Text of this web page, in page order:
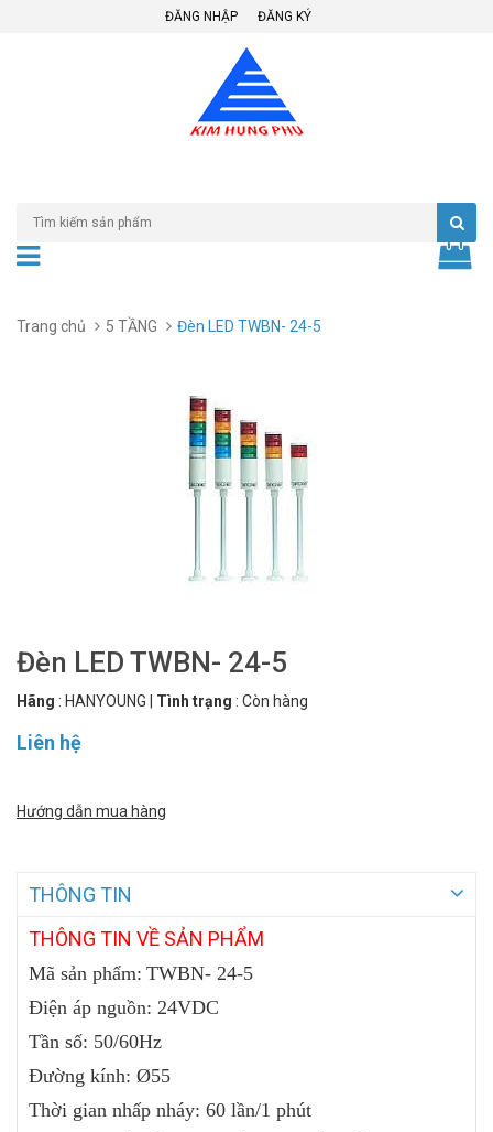
ĐĂNG NHẬP ĐĂNG KÝ
Trang chủ 5 TẦNG Đèn LED TWBN- 24-5
Đèn LED TWBN- 24-5
Hãng : HANYOUNG Tình trạng : Còn hàng
Liên hệ
Hướng dẫn mua hàng
THÔNG TIN
THÔNG TIN VỀ SẢN PHẨM
Mã sản phẩm: TWBN- 24-5
Điện áp nguồn: 24VDC
Tần số: 50/60Hz
Đường kính: Ø55
Thời gian nhấp nháy: 60 lần/1 phút